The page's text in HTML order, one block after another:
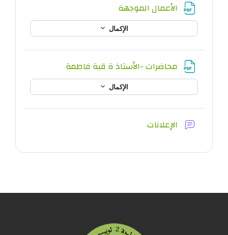
الأعمال الموجهة
الإكمال
محاضرات -الأستاذ ة قبة فاطمة
الإكمال
الإعلانات